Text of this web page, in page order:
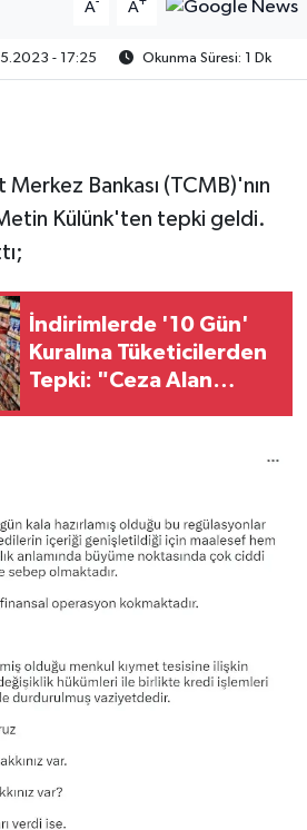
A A
- 17:25 Okunma Süresi: 1 Dk
Bankası (TCMB)'nın
Külünk'ten tepki geldi.
İndirimlerde '10 Gün'
Kuralına Tüketicilerden
Tepki: "Ceza Alan